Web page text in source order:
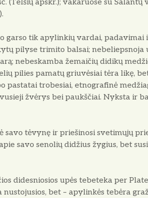
(Telšių apskr.); vakaruose su Salantų
garso tik apylinkių vardai, padavimai
pilyse trimito balsai; nebeliepsnoja
nebeskamba žemaičių didikų
pilies pamatų griuvėsiai tėra likę,
pastatai trobesiai, etnografinė
žvėrys bei paukščiai. Nyksta ir
savo tėvynę ir priešinosi svetimųjų
savo senolių didžius žygius, bet
didesniosios upės tebeteka per
bet – apylinkės tebėra